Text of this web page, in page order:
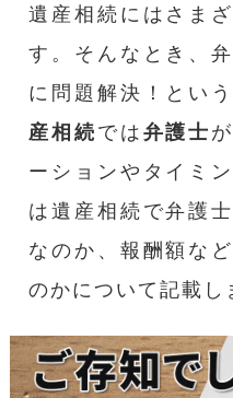
遺産相続にはさま
す。そんなとき、
に問題解決！とい
産相続では弁護士
ーションやタイミ
は遺産相続で弁護
なのか、報酬額な
のかについて記載し